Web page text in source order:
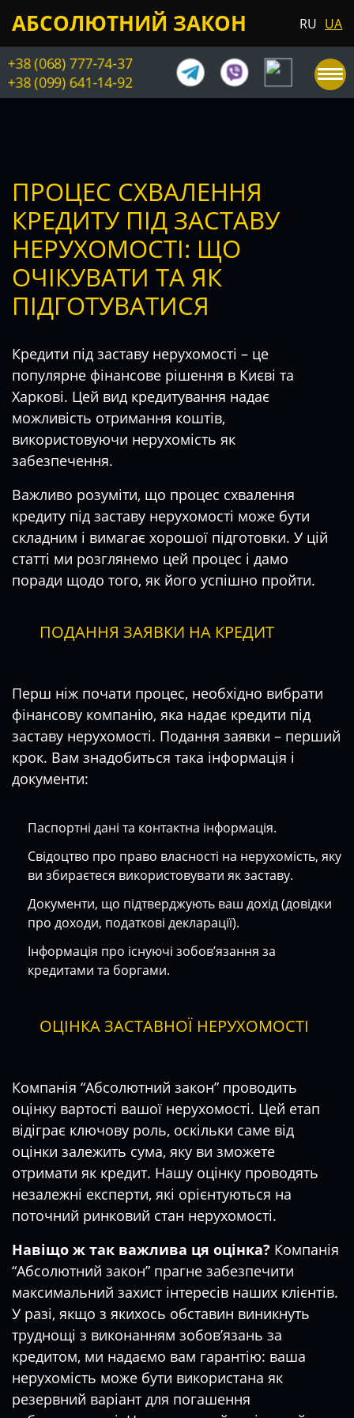
АБСОЛЮТНИЙ ЗАКОН RU UA
+38 (068) 777-74-37
+38 (099) 641-14-92
ПРОЦЕС СХВАЛЕННЯ
КРЕДИТУ ПІД ЗАСТАВУ
НЕРУХОМОСТІ: ЩО
ОЧІКУВАТИ ТА ЯК
ПІДГОТУВАТИСЯ
Кредити під заставу нерухомості – це
популярне фінансове рішення в Києві та
Харкові. Цей вид кредитування надає
можливість отримання коштів,
використовуючи нерухомість як
забезпечення.
Важливо розуміти, що процес схвалення
кредиту під заставу нерухомості може бути
складним і вимагає хорошої підготовки. У цій
статті ми розглянемо цей процес і дамо
поради щодо того, як його успішно пройти.
ПОДАННЯ ЗАЯВКИ НА КРЕДИТ
Перш ніж почати процес, необхідно вибрати
фінансову компанію, яка надає кредити під
заставу нерухомості. Подання заявки – перший
крок. Вам знадобиться така інформація і
документи:
Паспортні дані та контактна інформація.
Свідоцтво про право власності на нерухомість, яку
ви збираєтеся використовувати як заставу.
Документи, що підтверджують ваш дохід (довідки
про доходи, податкові декларації).
Інформація про існуючі зобов’язання за
кредитами та боргами.
ОЦІНКА ЗАСТАВНОЇ НЕРУХОМОСТІ
Компанія “Абсолютний закон” проводить
оцінку вартості вашої нерухомості. Цей етап
відіграє ключову роль, оскільки саме від
оцінки залежить сума, яку ви зможете
отримати як кредит. Нашу оцінку проводять
незалежні експерти, які орієнтуються на
поточний ринковий стан нерухомості.
Навіщо ж так важлива ця оцінка? Компанія
“Абсолютний закон” прагне забезпечити
максимальний захист інтересів наших клієнтів.
У разі, якщо з якихось обставин виникнуть
труднощі з виконанням зобов’язань за
кредитом, ми надаємо вам гарантію: ваша
нерухомість може бути використана як
резервний варіант для погашення